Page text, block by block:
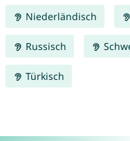
Niederländisch
Russisch
Türkisch